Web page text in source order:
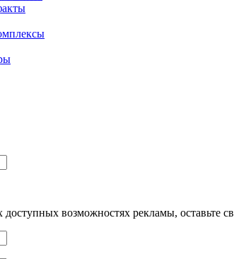
возможностях рекламы, оставьте